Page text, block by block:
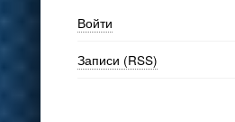
Войти
Записи (RSS)